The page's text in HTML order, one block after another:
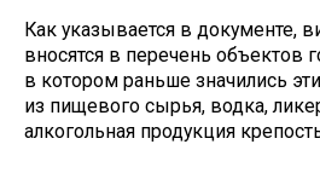
Как указывается в документе,
вносятся в перечень объектов
в котором раньше значились
из пищевого сырья, водка,
алкогольная продукция